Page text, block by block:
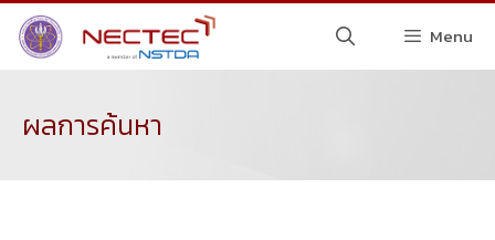
Menu
ผลการค้นหา